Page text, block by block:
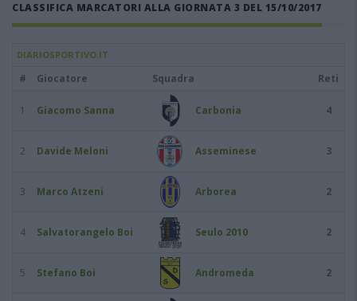
CLASSIFICA MARCATORI ALLA GIORNATA 3 DEL 15/10/2017
DIARIOSPORTIVO.IT
# Giocatore Squadra Reti
1 Giacomo Sanna Carbonia 4
2 Davide Meloni Asseminese 3
3 Marco Atzeni Arborea 2
4 Salvatorangelo Boi Seulo 2010 2
5 Stefano Boi Andromeda 2